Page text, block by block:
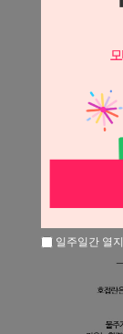
일주일간 열